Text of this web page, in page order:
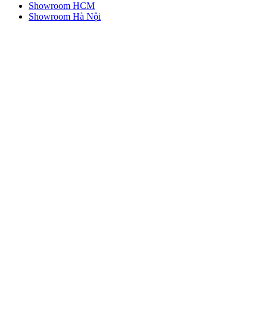
Showroom HCM
Showroom Hà Nội